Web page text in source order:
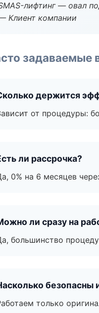
лифтинг — овал
Клиент компании
задаваемые
держится
от процедуры:
ли рассрочка?
0% на 6 месяцев
ли сразу на
большинство
безопасны
только